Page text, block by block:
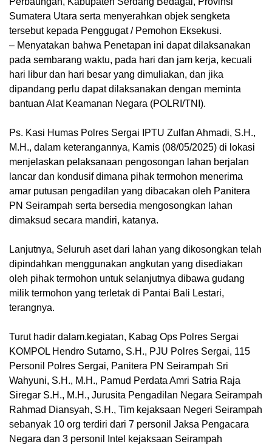
Sumatera Utara serta menyerahkan objek sengketa
tersebut kepada Penggugat / Pemohon Eksekusi.
– Menyatakan bahwa Penetapan ini dapat dilaksanakan
pada sembarang waktu, pada hari dan jam kerja, kecuali
hari libur dan hari besar yang dimuliakan, dan jika
dipandang perlu dapat dilaksanakan dengan meminta
bantuan Alat Keamanan Negara (POLRI/TNI).
Ps. Kasi Humas Polres Sergai IPTU Zulfan Ahmadi, S.H.,
M.H., dalam keterangannya, Kamis (08/05/2025) di lokasi
menjelaskan pelaksanaan pengosongan lahan berjalan
lancar dan kondusif dimana pihak termohon menerima
amar putusan pengadilan yang dibacakan oleh Panitera
PN Seirampah serta bersedia mengosongkan lahan
dimaksud secara mandiri, katanya.
Lanjutnya, Seluruh aset dari lahan yang dikosongkan telah
dipindahkan menggunakan angkutan yang disediakan
oleh pihak termohon untuk selanjutnya dibawa gudang
milik termohon yang terletak di Pantai Bali Lestari,
terangnya.
Turut hadir dalam.kegiatan, Kabag Ops Polres Sergai
KOMPOL Hendro Sutarno, S.H., PJU Polres Sergai, 115
Personil Polres Sergai, Panitera PN Seirampah Sri
Wahyuni, S.H., M.H., Pamud Perdata Amri Satria Raja
Siregar S.H., M.H., Jurusita Pengadilan Negara Seirampah
Rahmad Diansyah, S.H., Tim kejaksaan Negeri Seirampah
sebanyak 10 org terdiri dari 7 personil Jaksa Pengacara
Negara dan 3 personil Intel kejaksaan Seirampah